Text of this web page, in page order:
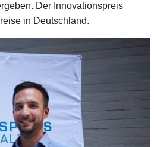
Der Innovationspreis
in Deutschland.